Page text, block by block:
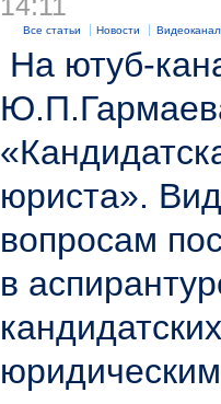
Все статьи Новости
На ютуб-
юриста».
вопросам
в